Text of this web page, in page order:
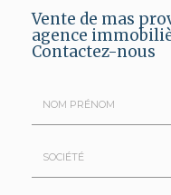
Vente de mas
agence
Contactez-nous